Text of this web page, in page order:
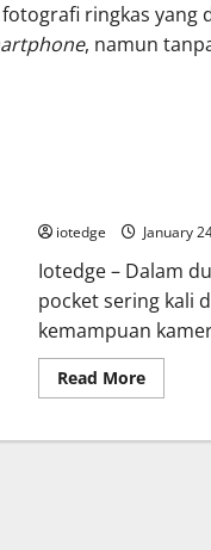
ringkas yang
, namun
iotedge January
Iotedge – Dalam
pocket sering kali
kemampuan
Read MoreRead
more